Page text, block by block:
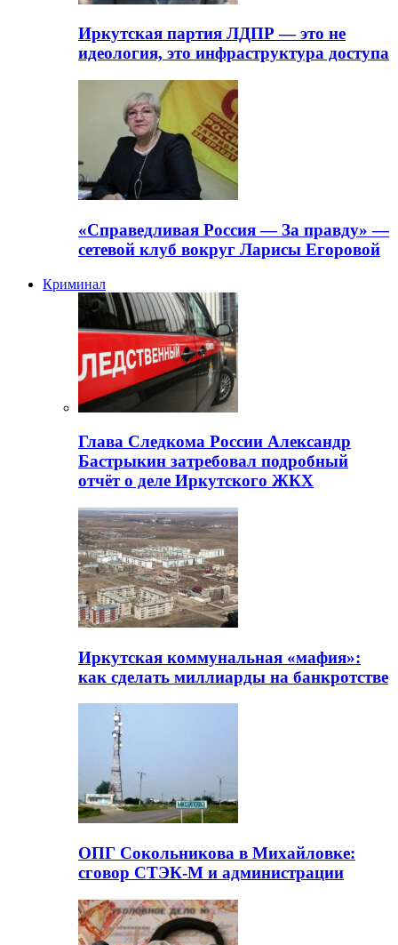
Иркутская партия ЛДПР — это не
идеология, это инфраструктура доступа
«Справедливая Россия — За правду» —
сетевой клуб вокруг Ларисы Егоровой
Криминал
Глава Следкома России Александр
Бастрыкин затребовал подробный
отчёт о деле Иркутского ЖКХ
Иркутская коммунальная «мафия»:
как сделать миллиарды на банкротстве
ОПГ Сокольникова в Михайловке:
сговор СТЭК-М и администрации